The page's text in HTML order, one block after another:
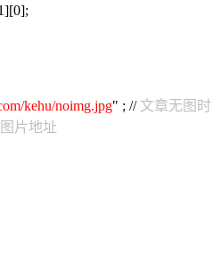
kehu/noimg.jpg" ; // 文章无图时
片地址